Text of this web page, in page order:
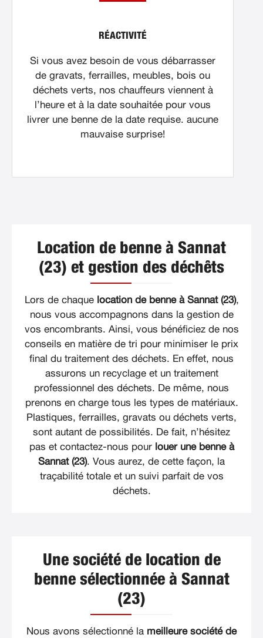
RÉACTIVITÉ
Si vous avez besoin de vous débarrasser
de gravats, ferrailles, meubles, bois ou
déchets verts, nos chauffeurs viennent à
l’heure et à la date souhaitée pour vous
livrer une benne de la date requise. aucune
mauvaise surprise!
Location de benne à Sannat
(23) et gestion des déchêts
Lors de chaque location de benne à Sannat (23),
nous vous accompagnons dans la gestion de
vos encombrants. Ainsi, vous bénéficiez de nos
conseils en matière de tri pour minimiser le prix
final du traitement des déchets. En effet, nous
assurons un recyclage et un traitement
professionnel des déchets. De même, nous
prenons en charge tous les types de matériaux.
Plastiques, ferrailles, gravats ou déchets verts,
sont autant de possibilités. De fait, n’hésitez
pas et contactez-nous pour louer une benne à
Sannat (23). Vous aurez, de cette façon, la
traçabilité totale et un suivi parfait de vos
déchets.
Une société de location de
benne sélectionnée à Sannat
(23)
Nous avons sélectionné la meilleure société de